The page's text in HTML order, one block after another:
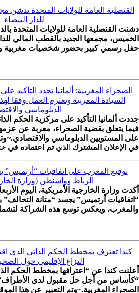
القنصلية العامة للولايات المتحدة تدشن
للدار البيضاء
دشنت القنصلية العامة للولايات المتحدة
الخميس، مجمعها الجديد بالقطب المالي
حفل رسمي كبير بحضور شخصيات مغربية
الصحراء المغربية: ألمانيا تجدد التأكيد
السيادة المغربية وتعتزم العمل وفقا
الدبلوماسي
جددت ألمانيا التأكيد على مركزية الحكم
فيما يتعلق بقضية الصحراء، معربة عن
على المستويين الدبلوماسي
في الإعلان المشترك الذي تم اعتماده في
توقيع المغرب على اتفاقيات “أرتميس”
الرباط وواشنطن (وزارة
أكدت وزارة الخارجية الأمريكية، اليوم
“اتفاقيات أرتميس” يجسد “متانة التحالف”
والمغرب، ويعكس توسع هذه الشراكة
كندا تعترف بمخطط الحكم الذاتي الذي
النزاع الإقليمي حول
أعلنت كندا عن “اعترافها بمخطط الحكم
“كأساس من أجل حل مقبول لدى الأطراف”
الصحراء المغربية.~وتم التعبير عن هذا